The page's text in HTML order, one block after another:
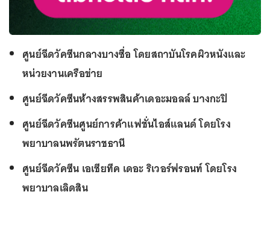
ศูนย์ฉีดวัคซีนกลางบางซื่อ โดยสถาบันโรคผิวหนังและ
หน่วยงานเครือข่าย
ศูนย์ฉีดวัคซีนห้างสรรพสินค้าเดอะมอลล์ บางกะปิ
ศูนย์ฉีดวัคซีนศูนย์การค้าแฟชั่นไอส์แลนด์ โดยโรง
พยาบาลนพรัตนราชธานี
ศูนย์ฉีดวัคซีน เอเชียทีค เดอะ ริเวอร์ฟรอนท์ โดยโรง
พยาบาลเลิดสิน